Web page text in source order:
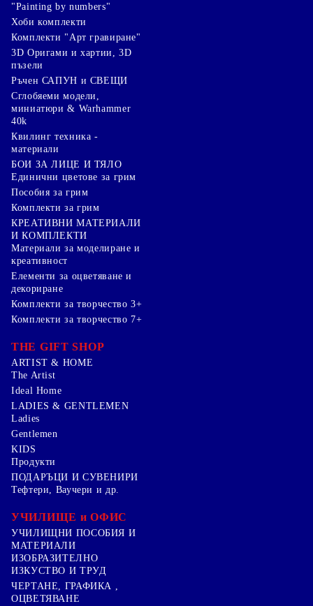
"Painting by numbers"
Хоби комплекти
Комплекти "Арт гравиране"
3D Оригами и хартии, 3D
пъзели
Ръчен САПУН и СВЕЩИ
Сглобяеми модели,
миниатюри & Warhammer
40k
Квилинг техника -
материали
БОИ ЗА ЛИЦЕ И ТЯЛО
Единични цветове за грим
Пособия за грим
Комплекти за грим
КРЕАТИВНИ МАТЕРИАЛИ
И КОМПЛЕКТИ
Mатериали за моделиране и
креативност
Елементи за оцветяване и
декориране
Комплекти за творчество 3+
Комплекти за творчество 7+
THE GIFT SHOP
ARTIST & HOME
The Artist
Ideal Home
LADIES & GENTLEMEN
Ladies
Gentlemen
KIDS
Продукти
ПОДАРЪЦИ И СУВЕНИРИ
Тефтери, Ваучери и др.
УЧИЛИЩЕ и ОФИС
УЧИЛИЩНИ ПОСОБИЯ И
МАТЕРИАЛИ
ИЗОБРАЗИТЕЛНО
ИЗКУСТВО И ТРУД
ЧЕРТАНЕ, ГРАФИКА ,
ОЦВЕТЯВАНЕ